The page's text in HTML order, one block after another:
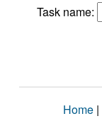
Task name:
Home |